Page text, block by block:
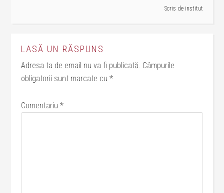
Scris de institut
LASĂ UN RĂSPUNS
Adresa ta de email nu va fi publicată. Câmpurile
obligatorii sunt marcate cu*
Comentariu*